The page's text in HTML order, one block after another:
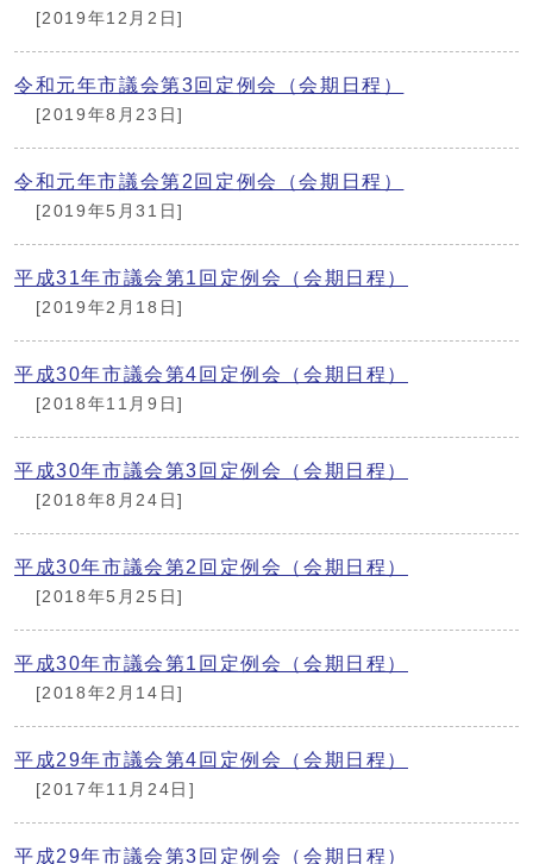
[2019年12月2日]
令和元年市議会第3回定例会（会期日程）
[2019年8月23日]
令和元年市議会第2回定例会（会期日程）
[2019年5月31日]
平成31年市議会第1回定例会（会期日程）
[2019年2月18日]
平成30年市議会第4回定例会（会期日程）
[2018年11月9日]
平成30年市議会第3回定例会（会期日程）
[2018年8月24日]
平成30年市議会第2回定例会（会期日程）
[2018年5月25日]
平成30年市議会第1回定例会（会期日程）
[2018年2月14日]
平成29年市議会第4回定例会（会期日程）
[2017年11月24日]
平成29年市議会第3回定例会（会期日程）